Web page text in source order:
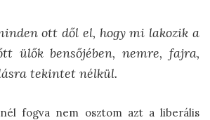
ott dől el, hogy mi lakozik a
ülők bensőjében, nemre, fajra,
tekintet nélkül.
fogva nem osztom azt a liberális